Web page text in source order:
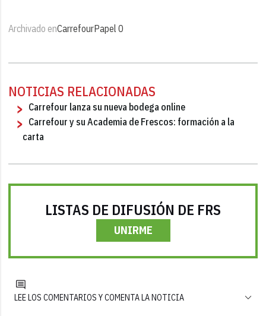
Archivado enCarrefourPapel 0
NOTICIAS RELACIONADAS
Carrefour lanza su nueva bodega online
Carrefour y su Academia de Frescos: formación a la
carta
LISTAS DE DIFUSIÓN DE FRS
UNIRME
LEE LOS COMENTARIOS Y COMENTA LA NOTICIA